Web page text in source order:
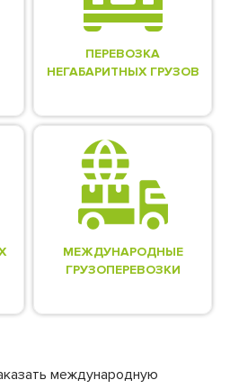
ПЕРЕВОЗКА
НЕГАБАРИТНЫХ ГРУЗОВ
МЕЖДУНАРОДНЫЕ
ГРУЗОПЕРЕВОЗКИ
международную